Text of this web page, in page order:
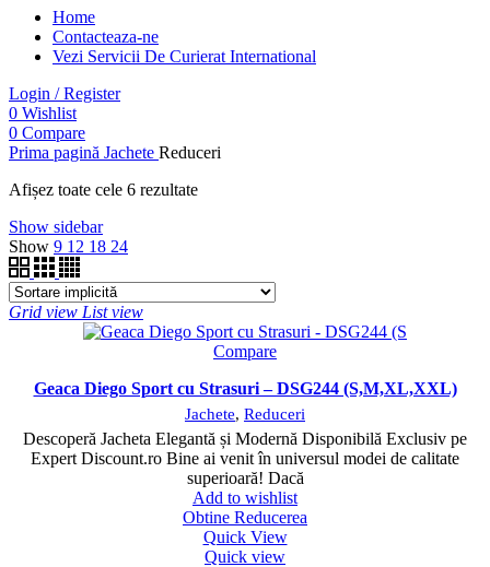
Home
Contacteaza-ne
Vezi Servicii De Curierat International
Login / Register
0 Wishlist
0 Compare
Prima pagină Jachete Reduceri
Afișez toate cele 6 rezultate
Show sidebar
Show 9 12 18 24
Grid view List view
Compare
Geaca Diego Sport cu Strasuri – DSG244 (S,M,XL,XXL)
Jachete, Reduceri
Descoperă Jacheta Elegantă și Modernă Disponibilă Exclusiv pe
Expert Discount.ro Bine ai venit în universul modei de calitate
superioară! Dacă
Add to wishlist
Obtine Reducerea
Quick View
Quick view